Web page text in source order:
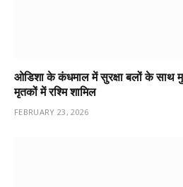
ओडिशा के कंधमाल में सुरक्षा बलों के साथ
मृतकों में रश्मि शामिल
FEBRUARY 23, 2026